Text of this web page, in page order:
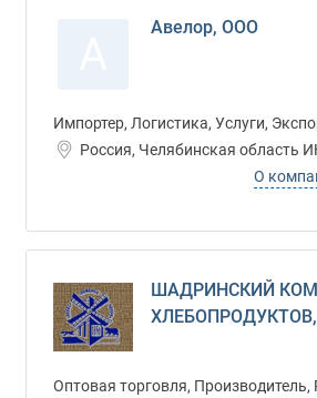
Авелор, ООО
Импортер, Логистика, Услуги,
Россия, Челябинская область
О
ШАДРИНСКИЙ
Оптовая торговля, Производитель,